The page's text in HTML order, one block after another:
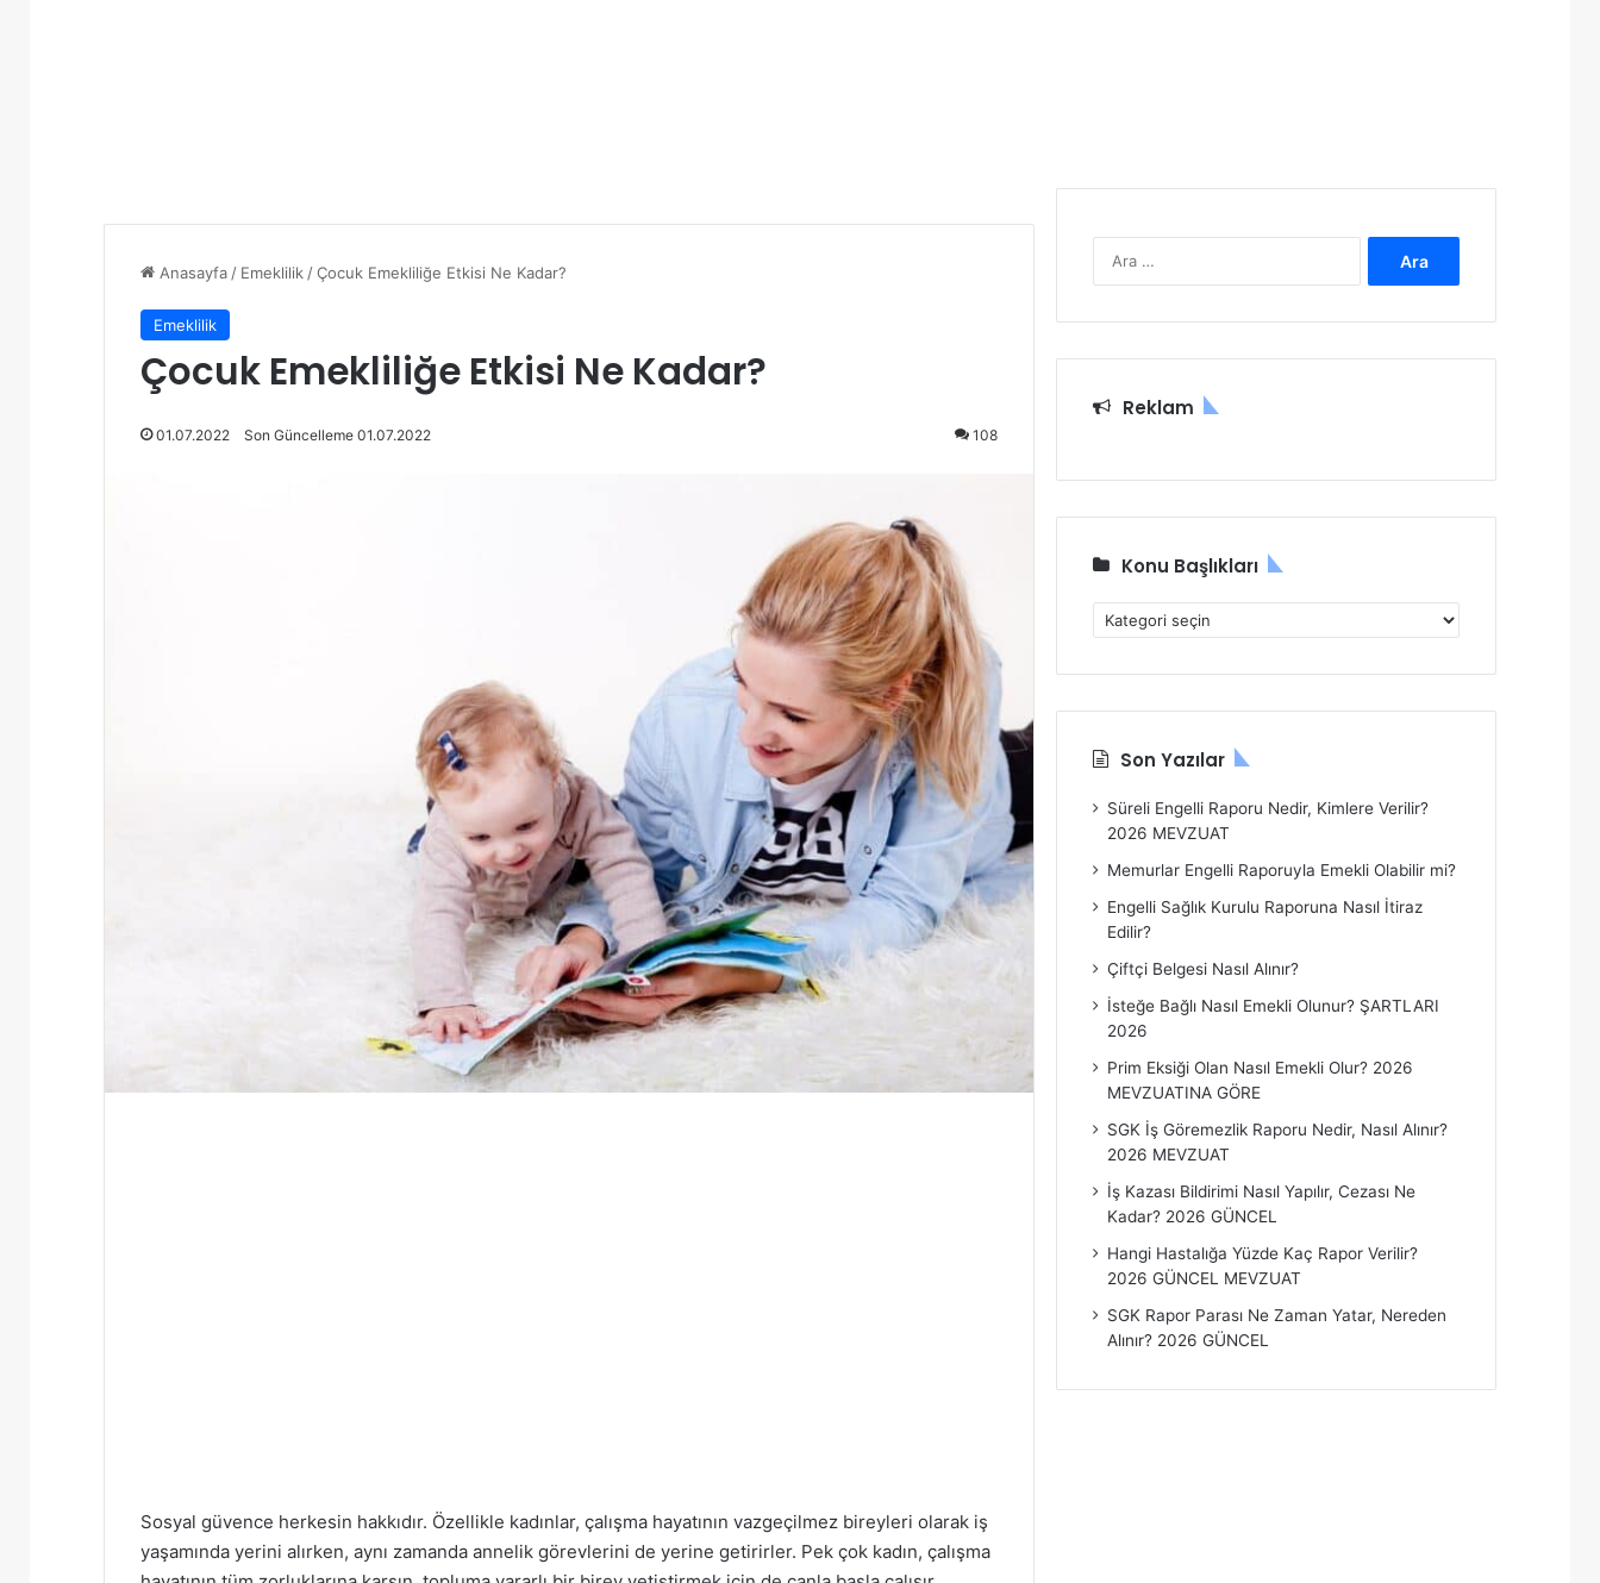
Anasayfa / Emeklilik /Çocuk Emekliliğe Etkisi Ne Kadar?
Emeklilik
Çocuk Emekliliğe Etkisi Ne Kadar?
01.07.2022 Son Güncelleme 01.07.2022 108
Sosyal güvence herkesin hakkıdır. Özellikle kadınlar, çalışma hayatının vazgeçilmez bireyleri olarak iş
yaşamında yerini alırken, aynı zamanda annelik görevlerini de yerine getirirler. Pek çok kadın, çalışma
Reklam
Konu Başlıkları
Konu
Başlıkları
Son Yazılar
Süreli Engelli Raporu Nedir, Kimlere Verilir?
2026 MEVZUAT
Memurlar Engelli Raporuyla Emekli Olabilir mi?
Engelli Sağlık Kurulu Raporuna Nasıl İtiraz
Edilir?
Çiftçi Belgesi Nasıl Alınır?
İsteğe Bağlı Nasıl Emekli Olunur? ŞARTLARI
2026
Prim Eksiği Olan Nasıl Emekli Olur? 2026
MEVZUATINA GÖRE
SGK İş Göremezlik Raporu Nedir, Nasıl Alınır?
2026 MEVZUAT
İş Kazası Bildirimi Nasıl Yapılır, Cezası Ne
Kadar? 2026 GÜNCEL
Hangi Hastalığa Yüzde Kaç Rapor Verilir?
2026 GÜNCEL MEVZUAT
SGK Rapor Parası Ne Zaman Yatar, Nereden
Alınır? 2026 GÜNCEL